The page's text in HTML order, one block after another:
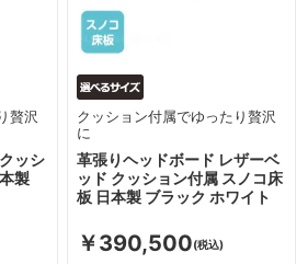
ッシ
製
贅沢
革張りヘッドボード レザーベ
ッド クッション付属 スノコ床
板 日本製 ブラック ホワイト
クッション付属でゆったり贅沢
に
￥390,500